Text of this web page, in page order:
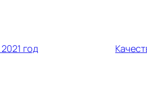
год